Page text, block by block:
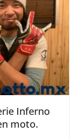
Inferno
moto.